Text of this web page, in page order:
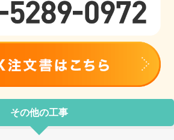
その他の工事